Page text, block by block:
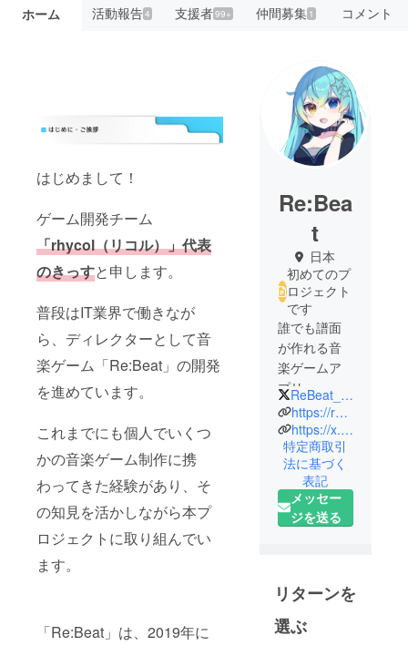
ホーム 活動報告4 支援者99+ 仲間募集 1 コメント
はじめまして！
ゲーム開発チーム
「rhycol（リコル）」代表
のきっすと申します。
普段はIT業界で働きなが
ら、ディレクターとして音
楽ゲーム「Re:Beat」の開発
を進めています。
これまでにも個人でいくつ
かの音楽ゲーム制作に携
わってきた経験があり、そ
の知見を活かしながら本プ
ロジェクトに取り組んでい
ます。
「Re:Beat」は、2019年に
Re:Bea
t
日本
初めてのプ
ロジェクト
です
誰でも譜面
が作れる音
楽ゲームア
プリ
「Re:Beat」
開発チーム
です！
2026年リ
リースに向
けて鋭意開
発中！
ReBeat_JP
https://rebeat.jp/
https://x.com/ReBeat_JP
特定商取引
法に基づく
表記
メッセー
ジを送る
リターンを
選ぶ